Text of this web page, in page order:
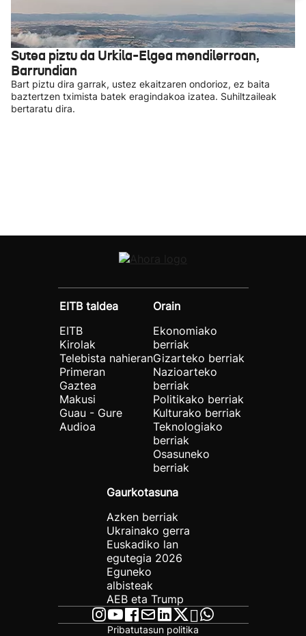
Sutea piztu da Urkila-Elgea mendilerroan,
Barrundian
Bart piztu dira garrak, ustez ekaitzaren ondorioz, ez baita
baztertzen tximista batek eragindakoa izatea. Suhiltzaileak
bertaratu dira.
EITB taldea
EITB
Kirolak
Telebista nahieran
Primeran
Gaztea
Makusi
Guau - Gure
Audioa
Orain
Ekonomiako
berriak
Gizarteko berriak
Nazioarteko
berriak
Politikako berriak
Kulturako berriak
Teknologiako
berriak
Osasuneko
berriak
Gaurkotasuna
Azken berriak
Ukrainako gerra
Euskadiko lan
egutegia 2026
Eguneko
albisteak
AEB eta Trump
Pribatutasun politika